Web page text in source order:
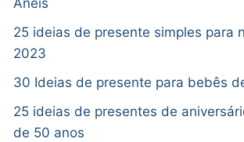
25 ideias de presente simples para
2023
30 Ideias de presente para bebês
25 ideias de presentes de
de 50 anos